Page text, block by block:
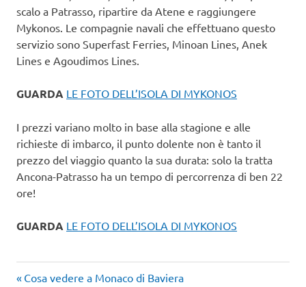
scalo a Patrasso, ripartire da Atene e raggiungere
Mykonos. Le compagnie navali che effettuano questo
servizio sono Superfast Ferries, Minoan Lines, Anek
Lines e Agoudimos Lines.
GUARDA LE FOTO DELL’ISOLA DI MYKONOS
I prezzi variano molto in base alla stagione e alle
richieste di imbarco, il punto dolente non è tanto il
prezzo del viaggio quanto la sua durata: solo la tratta
Ancona-Patrasso ha un tempo di percorrenza di ben 22
ore!
GUARDA LE FOTO DELL’ISOLA DI MYKONOS
Articolo
Cosa vedere a Monaco di Baviera